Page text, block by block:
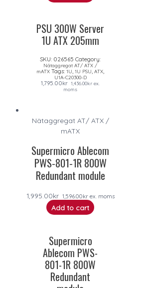
PSU 300W Server
1U ATX 205mm
SKU: 026565 Category:
Nätaggregat AT/ ATX /
mATX Tags: 1U, 1U PSU, ATX,
U1A-C20300-D
1,795.00kr 1,436.00kr ex.
moms
Nätaggregat AT/ ATX /
mATX
Supermicro Ablecom
PWS-801-1R 800W
Redundant module
1,995.00kr 1,596.00krex. moms
Add to cart
Supermicro
Ablecom PWS-
801-1R 800W
Redundant